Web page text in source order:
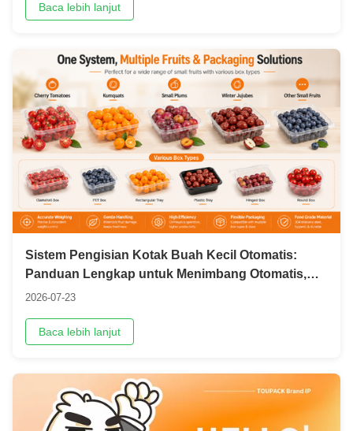
Baca lebih lanjut
Sistem Pengisian Kotak Buah Kecil Otomatis:
Panduan Lengkap untuk Menimbang Otomatis,
Menyalurkan Kotak, dan Membungkus
2026-07-23
Baca lebih lanjut